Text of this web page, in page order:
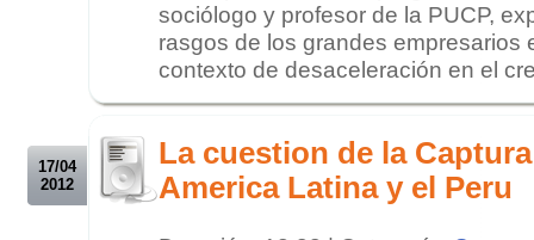
sociólogo y profesor de la PUCP,
rasgos de los grandes empresarios
contexto de desaceleración en el
17/04
2012
La cuestion de la
America Latina y el Peru